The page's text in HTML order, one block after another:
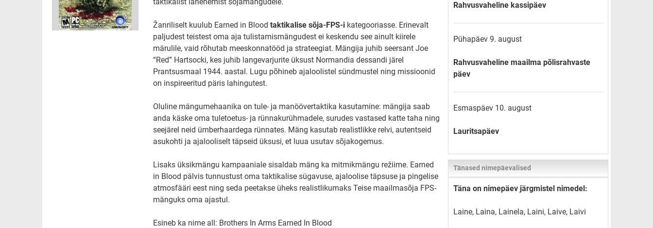
Žanriliselt kuulub Earned in Blood taktikalise sõja-FPS-ikategooriasse. Erinevalt
paljudest teistest oma aja tulistamismängudest ei keskendu see ainult kiirele
märulile, vaid rõhutab meeskonnatööd ja strateegiat. Mängija juhib seersant Joe
“Red” Hartsocki, kes juhib langevarjurite üksust Normandia dessandi järel
Prantsusmaal 1944. aastal. Lugu põhineb ajaloolistel sündmustel ning missioonid
on inspireeritud päris lahingutest.
Oluline mängumehaanika on tule- ja manöövertaktika kasutamine: mängija saab
anda käske oma tuletoetus- ja rünnakurühmadele, surudes vastased katte taha ning
seejärel neid ümberhaardega rünnates. Mäng kasutab realistlikke relvi, autentseid
asukohti ja ajalooliselt täpseid üksusi, et luua usutav sõjakogemus.
Lisaks üksikmängu kampaaniale sisaldab mäng ka mitmikmängu režiime. Earned
in Blood pälvis tunnustust oma taktikalise sügavuse, ajaloolise täpsuse ja pingelise
atmosfääri eest ning seda peetakse üheks realistlikumaks Teise maailmasõja FPS-
mänguks oma ajastul.
Esineb ka nime all: Brothers In Arms Earned In Blood
Rahvusvaheline kassipäev
Pühapäev 9. august
Rahvusvaheline maailma põlisrahvaste
päev
Esmaspäev 10. august
Lauritsapäev
Tänased nimepäevalised
Täna on nimepäev järgmistel nimedel:
Laine, Laina, Lainela, Laini, Laive, Laivi